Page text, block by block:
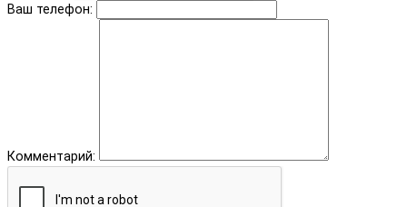
Ваш телефон:
Комментарий: